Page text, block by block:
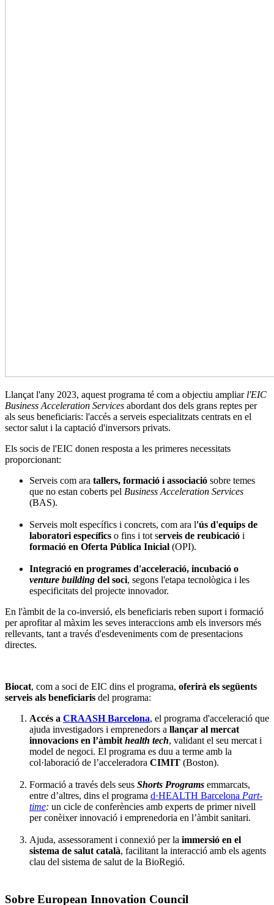
Llançat l'any 2023, aquest programa té com a objectiu ampliar l'EIC
Business Acceleration Services abordant dos dels grans reptes per
als seus beneficiaris: l'accés a serveis especialitzats centrats en el
sector salut i la captació d'inversors privats.
Els socis de l'EIC donen resposta a les primeres necessitats
proporcionant:
Serveis com ara tallers, formació i associació sobre temes
que no estan coberts pel Business Acceleration Services
(BAS).
Serveis molt específics i concrets, com ara l'ús d'equips de
laboratori específics o fins i tot serveis de reubicació i
formació en Oferta Pública Inicial (OPI).
Integració en programes d'acceleració, incubació o
venture building del soci, segons l'etapa tecnològica i les
especificitats del projecte innovador.
En l'àmbit de la co-inversió, els beneficiaris reben suport i formació
per aprofitar al màxim les seves interaccions amb els inversors més
rellevants, tant a través d'esdeveniments com de presentacions
directes.
Biocat, com a soci de EIC dins el programa, oferirà els següents
serveis als beneficiaris del programa:
Accés a CRAASH Barcelona, el programa d'acceleració que
ajuda investigadors i emprenedors a llançar al mercat
innovacions en l’àmbithealth tech, validant el seu mercat i
model de negoci. El programa es duu a terme amb la
col·laboració de l’acceleradora CIMIT (Boston).
Formació a través dels seus Shorts Programs emmarcats,
entre d’altres, dins el programa d·HEALTH Barcelona Part-
time: un cicle de conferències amb experts de primer nivell
per conèixer innovació i emprenedoria en l’àmbit sanitari.
Ajuda, assessorament i connexió per la immersió en el
sistema de salut català, facilitant la interacció amb els agents
clau del sistema de salut de la BioRegió.
Sobre European Innovation Council